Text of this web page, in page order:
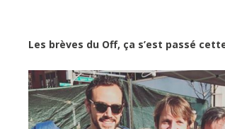
Les brèves du Off, ça s’est passé